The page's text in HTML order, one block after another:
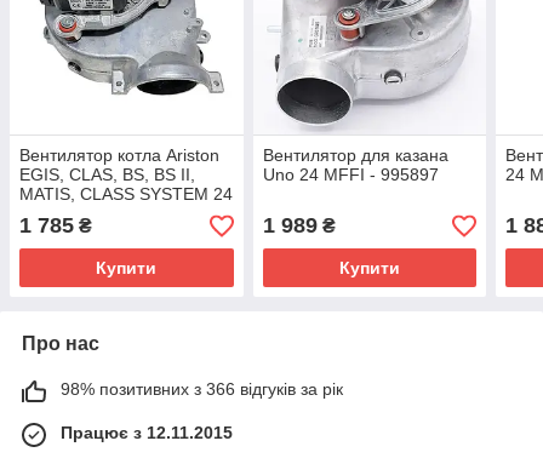
Вентилятор котла Ariston
EGIS, CLAS, BS, BS II,
MATIS, CLASS SYSTEM 24
FF, AS. - 65104357,
65110422
1 785 ₴
Купити
Вентилятор для казана
Uno 24 MFFI - 995897
1 989₴
Купити
24
1
Про нас
98% позитивних з 366 відгуків за рік
Працює з 12.11.2015